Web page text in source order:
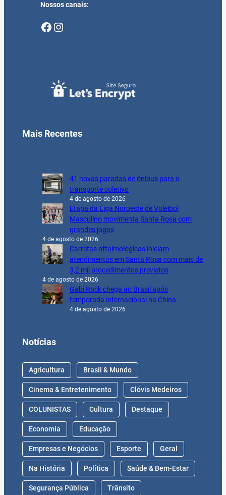
Nossos canais:
Facebook Instagram
Mais Recentes
41 novas paradas de ônibus para o
transporte coletivo
4 de agosto de 2026
Etapa da Liga Noroeste de Voleibol
Masculino movimenta Santa Rosa com
grandes jogos
4 de agosto de 2026
Carretas oftalmológicas iniciam
atendimentos em Santa Rosa com mais de
3,2 mil procedimentos previstos
4 de agosto de 2026
Gabi Rock chega ao Brasil após
temporada internacional na China
4 de agosto de 2026
Notícias
Agricultura Brasil & Mundo
Cinema & Entretenimento Clóvis Medeiros
COLUNISTAS Cultura Destaque
Economia Educação
Empresas e Negócios Esporte Geral
Na História Política Saúde & Bem-Estar
Segurança Pública Trânsito